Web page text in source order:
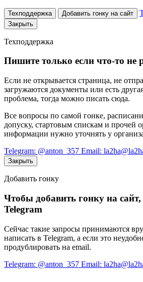
Техподдержка Добавить гонку на сайт
Закрыть
Техподдержка
Пишите только если что-то не
Если не открывается страница, не
загружаются документы или есть
проблема, тогда можно писать сюда.
Все вопросы по самой гонке,
допуску, стартовым спискам и прочей
информации нужно уточнять у
Telegram: @anton_357 Email:
Закрыть
Добавить гонку
Чтобы добавить гонку на
Telegram
Сейчас такие запросы принимаются
написать в Telegram, а если это
продублировать на email.
Telegram: @anton_357 Email: